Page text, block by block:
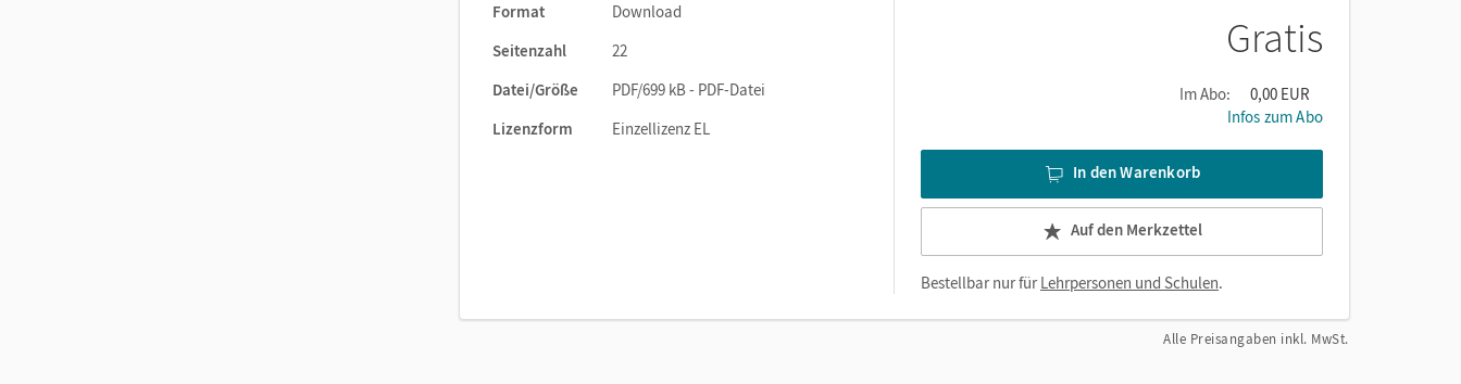
Format
Download
Seitenzahl
22
Datei/Größe
PDF/699 kB - PDF-Datei
Lizenzform
Einzellizenz EL
Gratis
Im Abo:
0,00 EUR
Infos zum Abo
In den Warenkorb
Auf den Merkzettel
Bestellbar nur fürLehrpersonen und Schulen.
Alle Preisangaben inkl. MwSt.